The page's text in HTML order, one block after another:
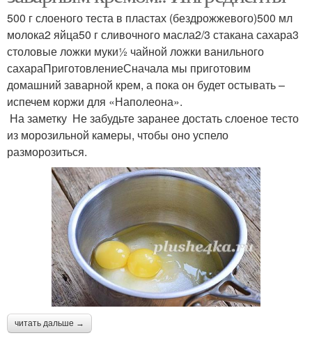
500 г слоеного теста в пластах (бездрожжевого)500 мл
молока2 яйца50 г сливочного масла2/3 стакана сахара3
столовые ложки муки½ чайной ложки ванильного
сахараПриготовлениеСначала мы приготовим
домашний заварной крем, а пока он будет остывать –
испечем коржи для «Наполеона».
На заметку Не забудьте заранее достать слоеное тесто
из морозильной камеры, чтобы оно успело
разморозиться.
читать дальше →